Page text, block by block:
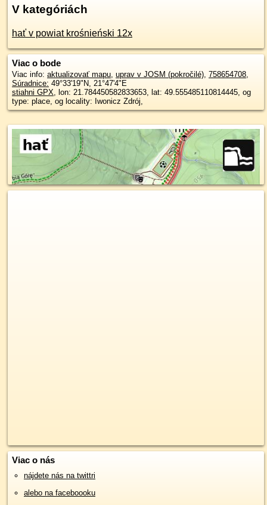
V kategóriách
hať v powiat krośnieński 12x
Viac o bode
Viac info: aktualizovať mapu, uprav v JOSM (pokročilé), 758654708,
Súradnice: 49°33'19"N, 21°47'4"E
stiahni GPX, lon: 21.784450582833653, lat: 49.555485110814445, og
type: place, og locality: Iwonicz Zdrój,
Viac o nás
nájdete nás na twittri
alebo na faceboooku